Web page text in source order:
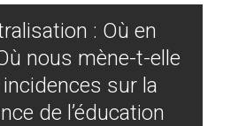
: Où en
nous mène-t-elle
sur la
de l’éducation